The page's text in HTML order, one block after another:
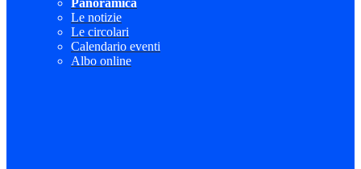
Panoramica
Le notizie
Le circolari
Calendario eventi
Albo online